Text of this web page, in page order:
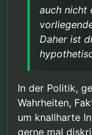
auch nicht
Daher ist
In der Politik,
Wahrheiten,
um knallharte
gerne mal